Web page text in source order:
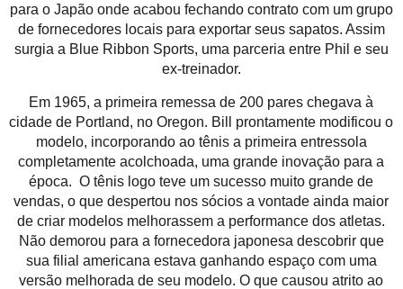
para o Japão onde acabou fechando contrato com um grupo
de fornecedores locais para exportar seus sapatos. Assim
surgia a Blue Ribbon Sports, uma parceria entre Phil e seu
ex-treinador.
Em 1965, a primeira remessa de 200 pares chegava à
cidade de Portland, no Oregon. Bill prontamente modificou o
modelo, incorporando ao tênis a primeira entressola
completamente acolchoada, uma grande inovação para a
época. O tênis logo teve um sucesso muito grande de
vendas, o que despertou nos sócios a vontade ainda maior
de criar modelos melhorassem a performance dos atletas.
Não demorou para a fornecedora japonesa descobrir que
sua filial americana estava ganhando espaço com uma
versão melhorada de seu modelo. O que causou atrito ao